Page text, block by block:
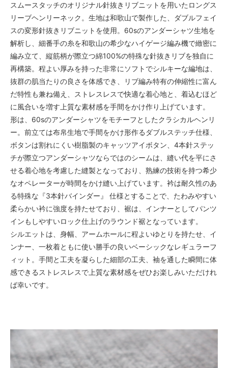
【 C. BLACK 】
SOLD OUT
【 H. GREY 2TONE 】
SOLD OUT
×
スムースタッチのオリジナル針抜きリブニットを用いたロングス
リーブヘンリーネック。生地は和歌山で製作した、ダブルフェイ
スの変形針抜きリブニットを使用。60sのアンダーシャツ生地を
解析し、細番手の糸を和歌山の希少なハイゲージ編み機で緻密に
編み立て、縦筋柄が際立つ綿100%の特殊な針抜きリブを独自に
再構築。程よい厚みを持った非常にソフトでシルキーな編地は、
抜群の肌当たりの良さを体感でき、リブ編み特有の伸縮性に富ん
だ特性も兼ね備え、ストレスレスで快適な着心地と、着込むほど
に風合いを増す上質な素材感を手間をかけ作り上げています。
形は、60sのアンダーシャツをモチーフとしたクラシカルヘンリ
ー。前立ては布帛生地で手間をかけ形作るダブルステッチ仕様、
ボタンは割れにくい樹脂製のキャッツアイボタン、4本針ステッ
チが際立つアンダーシャツならではのシームは、縫い代を平にさ
せる着心地を考慮した縫製となっており、熟練の技術を持つ希少
なオペレーターが時間をかけ縫い上げています。衿は耐久性のあ
る特殊な『3本針バインダー』 仕様とすることで、たわみやすい
柔らかい衿に強度を持たせており、裾は、インナーとしてパンツ
インもしやすいロック仕上げのラウンド裾となっています。
シルエットは、身幅、アームホールに程よいゆとりを持たせ、イ
ンナー、一枚着ともに使い勝手の良いベーシックなレギュラーフ
ィット。手間と工夫を凝らした細部の工夫、袖を通した瞬間に体
感できるストレスレスで上質な素材感をぜひお楽しみいただけれ
ば幸いです。